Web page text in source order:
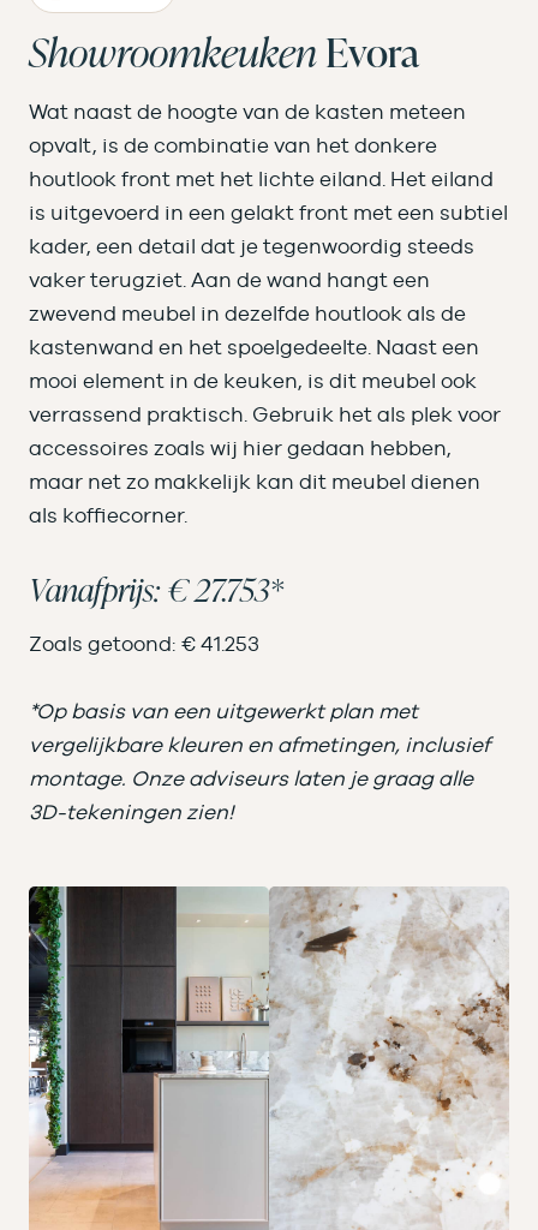
ShowroomkeukenEvora
Wat naast de hoogte van de kasten meteen
opvalt, is de combinatie van het donkere
houtlook front met het lichte eiland. Het eiland
is uitgevoerd in een gelakt front met een subtiel
kader, een detail dat je tegenwoordig steeds
vaker terugziet. Aan de wand hangt een
zwevend meubel in dezelfde houtlook als de
kastenwand en het spoelgedeelte. Naast een
mooi element in de keuken, is dit meubel ook
verrassend praktisch. Gebruik het als plek voor
accessoires zoals wij hier gedaan hebben,
maar net zo makkelijk kan dit meubel dienen
als koffiecorner.
Vanafprijs: € 27.753*
Zoals getoond: € 41.253
*Op basis van een uitgewerkt plan met
vergelijkbare kleuren en afmetingen, inclusief
montage. Onze adviseurs laten je graag alle
3D-tekeningen zien!